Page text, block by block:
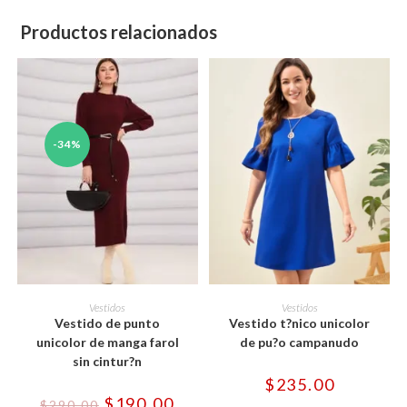
Productos relacionados
-34%
SELECCIONAR OPCIONES
Este
producto
tiene
múltiples
variantes.
opciones
Vestidos
Vestido de punto
unicolor de manga farol
sin cintur?n
El
El
SELECCIONAR OPCIONES
Este
producto
tiene
múltiples
variantes.
Las
se
pueden
Vestidos
Vestido t?nico unicolor
de pu?o campanudo
$235.00